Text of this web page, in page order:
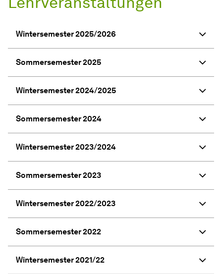
Wintersemester 2025/2026
Sommersemester 2025
Wintersemester 2024/2025
Sommersemester 2024
Wintersemester 2023/2024
Sommersemester 2023
Wintersemester 2022/2023
Sommersemester 2022
Wintersemester 2021/22